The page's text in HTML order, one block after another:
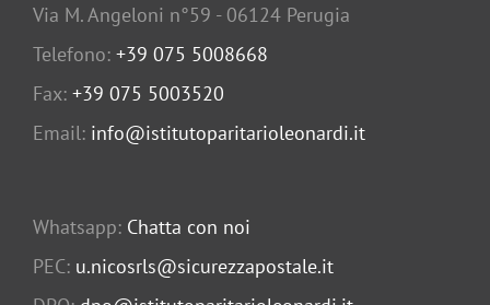
Via M. Angeloni n°59 - 06124 Perugia
Telefono: +39 075 5008668
Fax: +39 075 5003520
Email: info@istitutoparitarioleonardi.it
Whatsapp: Chatta con noi
PEC: u.nicosrls@sicurezzapostale.it